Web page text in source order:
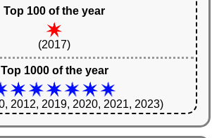
Top 100 of the year
(2017)
Top 1000 of the year
2012, 2019, 2020, 2021, 2023)